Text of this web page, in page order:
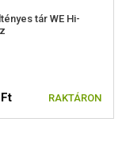
lövéskor
tár WE Hi-
RAKTÁRON